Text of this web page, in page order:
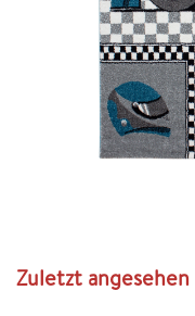
Zuletzt angesehen